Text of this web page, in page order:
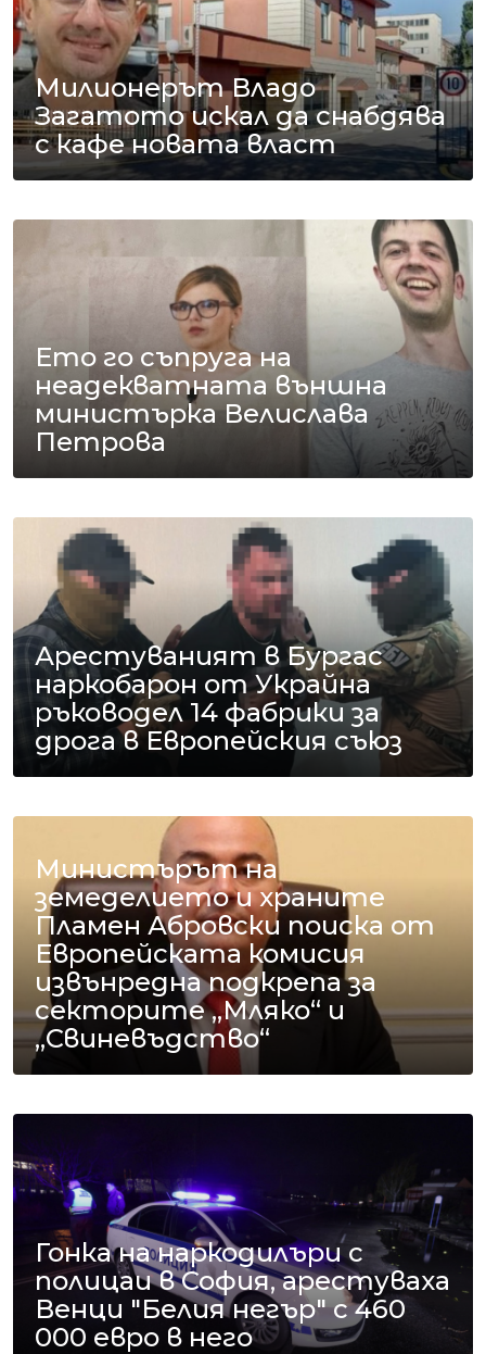
Милионерът Владо
Загатото искал да снабдява
с кафе новата власт
Ето го съпруга на
неадекватната външна
министърка Велислава
Петрова
Арестуваният в Бургас
наркобарон от Украйна
ръководел 14 фабрики за
дрога в Европейския съюз
Министърът на
земеделието и храните
Пламен Абровски поиска от
Европейската комисия
извънредна подкрепа за
секторите „Мляко“ и
„Свиневъдство“
Гонка на наркодилъри с
полицаи в София, арестуваха
Венци "Белия негър" с 460
000 евро в него